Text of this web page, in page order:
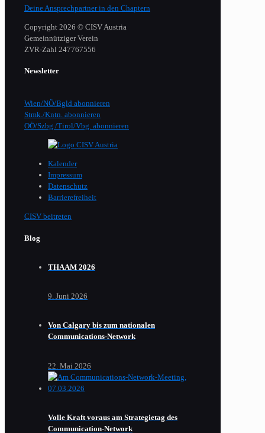
Deine Ansprechpartner in den Chaptern
Copyright 2026 © CISV Austria
Gemeinnütziger Verein
​ZVR-Zahl 247767556
Newsletter
Wien/NÖ/Bgld abonnieren
Stmk./Kntn. abonnieren
OÖ/Szbg./Tirol/Vbg. abonnieren
Kalender
Impressum
Datenschutz
Barrierefreiheit
CISV beitreten
Blog
THAAM 2026
9. Juni 2026
Von Calgary bis zum nationalen
Communications-Network
22. Mai 2026
Volle Kraft voraus am Strategietag des
Communication-Network